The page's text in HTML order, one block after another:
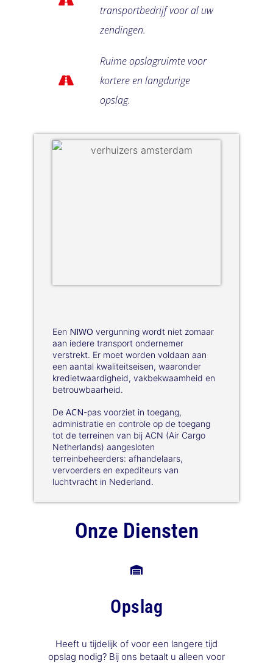
transportbedrijf voor al uw
zendingen.
Ruime opslagruimte voor
kortere en langdurige
opslag.
Een NIWO vergunning wordt niet zomaar
aan iedere transport ondernemer
verstrekt. Er moet worden voldaan aan
een aantal kwaliteitseisen, waaronder
kredietwaardigheid, vakbekwaamheid en
betrouwbaarheid.
De ACN-pas voorziet in toegang,
administratie en controle op de toegang
tot de terreinen van bij ACN (Air Cargo
Netherlands) aangesloten
terreinbeheerders: afhandelaars,
vervoerders en expediteurs van
luchtvracht in Nederland.
Onze Diensten
Opslag
Heeft u tijdelijk of voor een langere tijd
opslag nodig? Bij ons betaalt u alleen voor